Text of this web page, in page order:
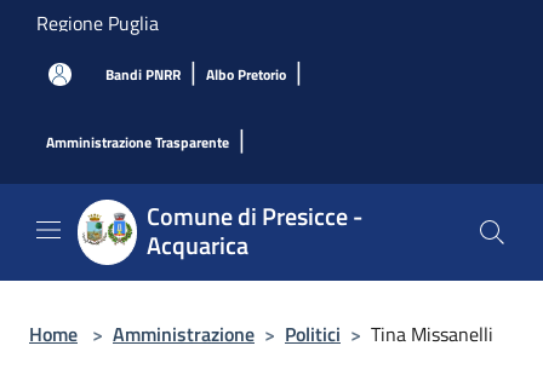
Salta al contenuto principale
Regione Puglia
Bandi PNRR | Albo Pretorio |
Amministrazione Trasparente |
Comune di Presicce -
Acquarica
Home > Amministrazione > Politici > Tina Missanelli